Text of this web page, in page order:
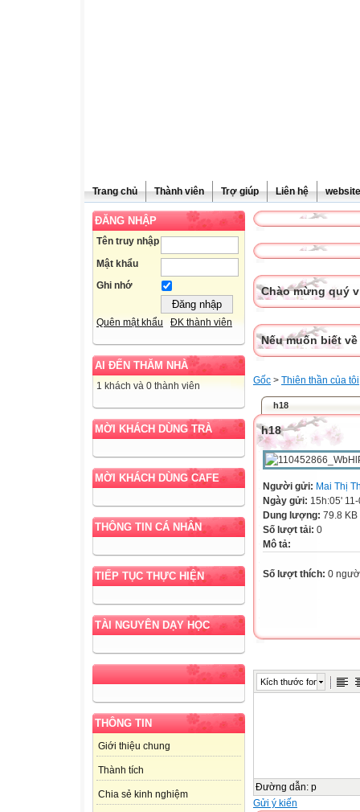
Trang chủ Thành viên Trợ giúp Liên hệ
ĐĂNG NHẬP
Tên truy nhập
Mật khẩu
Ghi nhớ
Quên mật khẩu ĐK thành viên
AI ĐẾN THĂM NHÀ
1 khách và 0 thành viên
MỜI KHÁCH DÙNG TRÀ
MỜI KHÁCH DÙNG CAFE
THÔNG TIN CÁ NHÂN
TIẾP TỤC THỰC HIỆN
TÀI NGUYÊN DẠY HỌC
THÔNG TIN
Giới thiệu chung
Thành tích
Chia sẻ kinh nghiệm
Chào mừng quý
Nếu muốn biết
Gốc > Thiên thần của tôi
h18
h18
Người gửi: Mai Thị
Ngày gửi: 15h:05'
Dung lượng: 79.8 KB
Số lượt tải: 0
Mô tả:
Số lượt thích: 0
Kích thước font
Đường dẫn: p
Gửi ý kiến